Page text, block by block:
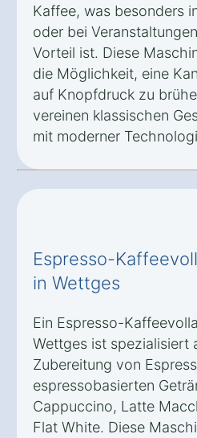
Kaffee, was besonders
oder bei
Vorteil ist. Diese
die Möglichkeit, eine
auf Knopfdruck zu
vereinen klassischen
mit moderner
Espresso-
in Wettges
Ein Espresso-
Wettges ist spezialisiert
Zubereitung von
espressobasierten
Cappuccino, Latte
Flat White. Diese